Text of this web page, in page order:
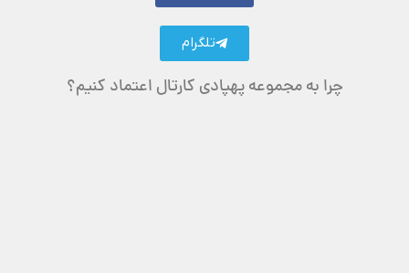
تلگرام
چرا به مجموعه پهپادی کارتال اعتماد کنیم؟